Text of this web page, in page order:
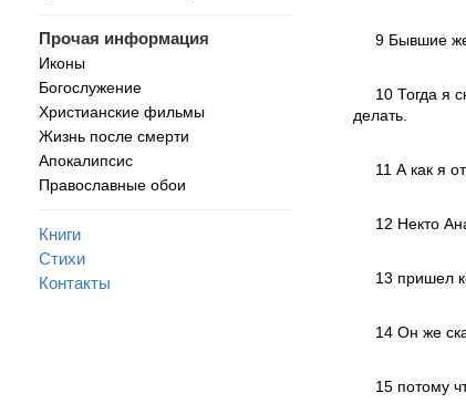
Прочая информация
Иконы
Богослужение
Христианские фильмы
Жизнь после смерти
Апокалипсис
Православные обои
Книги
Стихи
Контакты
9 Бывшие
10 Тогда я
делать.
11 А как я
12 Некто
13 пришел
14 Он же
15 потому